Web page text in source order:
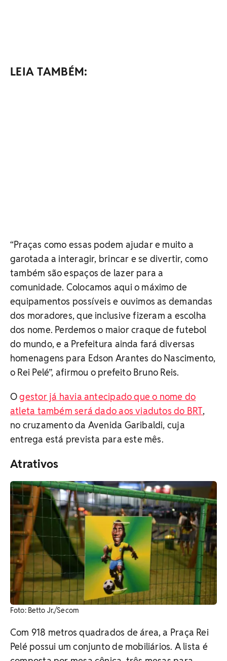
LEIA TAMBÉM:
“Praças como essas podem ajudar e muito a
garotada a interagir, brincar e se divertir, como
também são espaços de lazer para a
comunidade. Colocamos aqui o máximo de
equipamentos possíveis e ouvimos as demandas
dos moradores, que inclusive fizeram a escolha
dos nome. Perdemos o maior craque de futebol
do mundo, e a Prefeitura ainda fará diversas
homenagens para Edson Arantes do Nascimento,
o Rei Pelé”, afirmou o prefeito Bruno Reis.
Ogestor já havia antecipado que o nome do
atleta também será dado aos viadutos do BRT,
no cruzamento da Avenida Garibaldi, cuja
entrega está prevista para este mês.
Atrativos
Foto: Betto Jr./Secom
Com 918 metros quadrados de área, a Praça Rei
Pelé possui um conjunto de mobiliários. A lista é